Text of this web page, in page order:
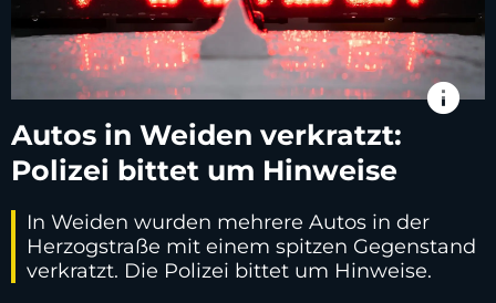
info
Autos in Weiden verkratzt:
Polizei bittet um Hinweise
In Weiden wurden mehrere Autos in der
Herzogstraße mit einem spitzen Gegenstand
verkratzt. Die Polizei bittet um Hinweise.